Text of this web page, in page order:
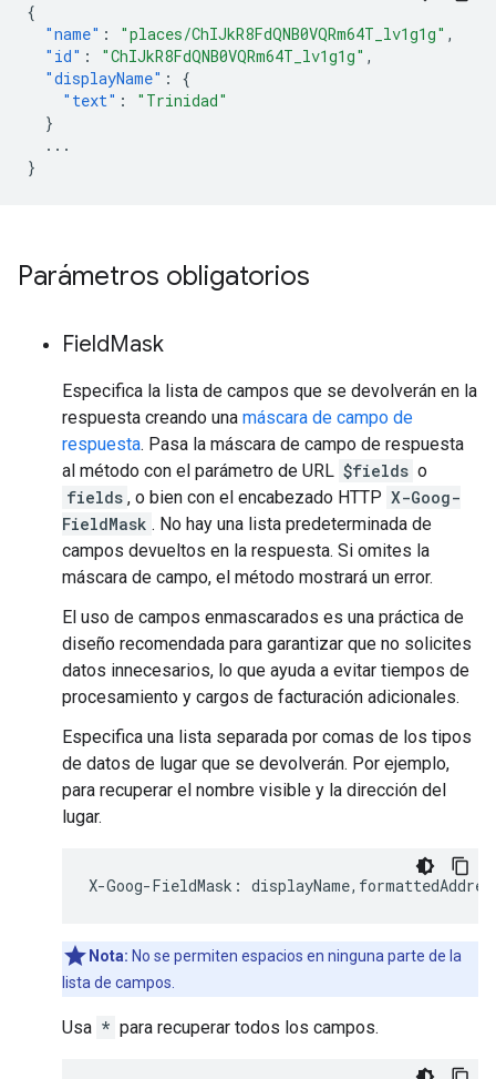
{
"name" : "places/ChIJkR8FdQNB0VQRm64T_lv1g1g" ,
"id" : "ChIJkR8FdQNB0VQRm64T_lv1g1g" ,
"displayName" :
{
"text" :
"Trinidad"
}
...
}
Parámetros obligatorios
FieldMask
Especifica la lista de campos que se devolverán en la
respuesta creando una máscara de campo de
respuesta. Pasa la máscara de campo de respuesta
al método con el parámetro de URL $fields o
fields , o bien con el encabezado HTTP X-Goog-
FieldMask . No hay una lista predeterminada de
campos devueltos en la respuesta. Si omites la
máscara de campo, el método mostrará un error.
El uso de campos enmascarados es una práctica de
diseño recomendada para garantizar que no solicites
datos innecesarios, lo que ayuda a evitar tiempos de
procesamiento y cargos de facturación adicionales.
Especifica una lista separada por comas de los tipos
de datos de lugar que se devolverán. Por ejemplo,
para recuperar el nombre visible y la dirección del
lugar.
X-Goog-FieldMask : displayName,
Nota: No se permiten espacios en ninguna parte de la
lista de campos.
Usa * para recuperar todos los campos.